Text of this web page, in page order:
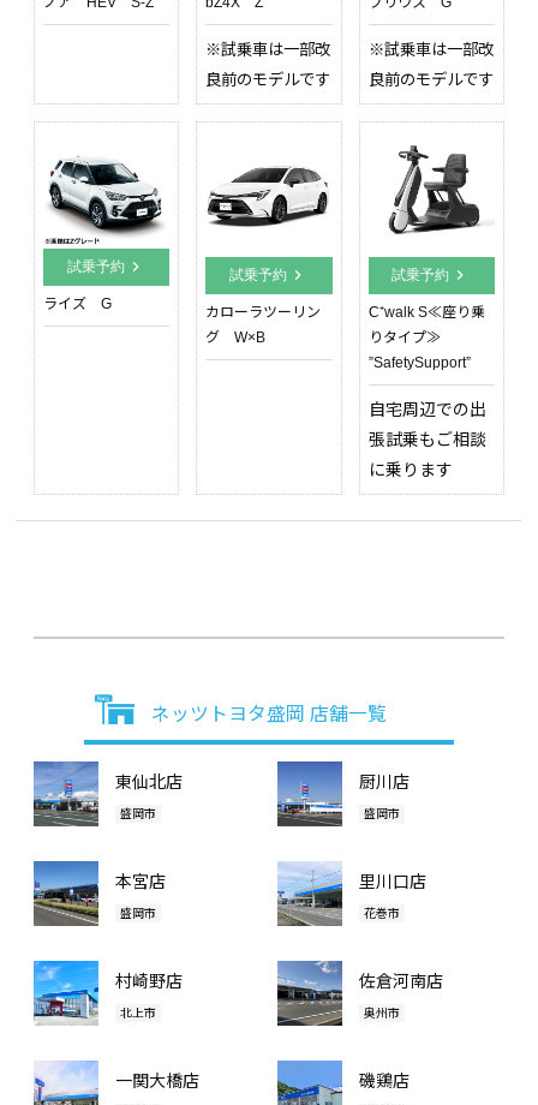
※試乗車は一部改
良前のモデルです
※試乗車は一部改
良前のモデルです
試乗予約 chevron_right
ライズ G
試乗予約 chevron_right
カローラツーリン
グ W×B
試乗予約 chevron_right
C⁺walk S≪座り乗
りタイプ≫
”SafetySupport”
自宅周辺での出
張試乗もご相談
に乗ります
ネッツトヨタ盛岡 店舗一覧
東仙北店
盛岡市
厨川店
盛岡市
本宮店
盛岡市
里川口店
花巻市
村崎野店
北上市
佐倉河南店
奥州市
一関大橋店 磯鶏店